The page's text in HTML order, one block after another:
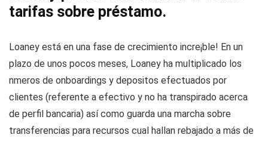
tarifas sobre préstamo.
Loaney está en una fase de crecimiento incre¡ble! En un
plazo de unos pocos meses, Loaney ha multiplicado los
nmeros de onboardings y depositos efectuados por
clientes (referente a efectivo y no ha transpirado acerca
de perfil bancaria) así­ como guarda una marcha sobre
transferencias para recursos cual hallan rebajado a más de